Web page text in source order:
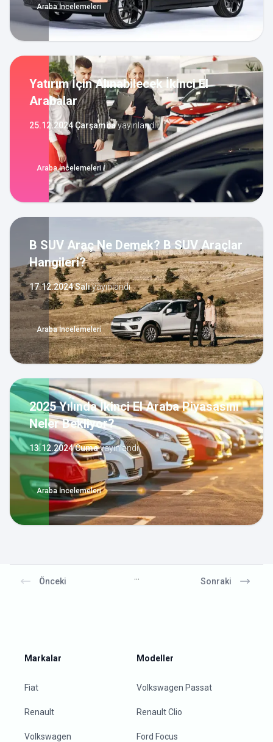
Araba İncelemeleri
Yatırım İçin Alınabilecek İkinci El
Arabalar
25.12.2024 Çarşambayayınlandı
Araba İncelemeleri
B SUV Araç Ne Demek? B SUV Araçlar
Hangileri?
17.12.2024 Salıyayınlandı
Araba İncelemeleri
2025 Yılında İkinci El Araba Piyasasını
Neler Bekliyor?
13.12.2024 Cumayayınlandı
Araba İncelemeleri
Önceki ... Sonraki
Markalar
Fiat
Renault
Volkswagen
Modeller
Volkswagen Passat
Renault Clio
Ford Focus